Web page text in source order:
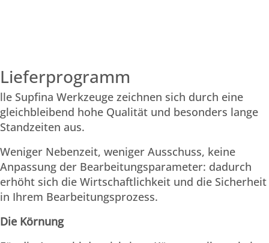
Lieferprogramm
lle Supfina Werkzeuge zeichnen sich durch eine
gleichbleibend hohe Qualität und besonders lange
Standzeiten aus.
Weniger Nebenzeit, weniger Ausschuss, keine
Anpassung der Bearbeitungsparameter: dadurch
erhöht sich die Wirtschaftlichkeit und die ­Sicherheit
in Ihrem Bearbeitungsprozess.
Die Körnung